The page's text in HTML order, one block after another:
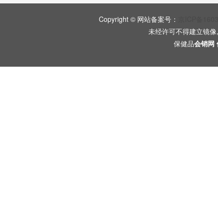
Copyright © 网站备案号：
未经许可不得建立镜
保健品会销网